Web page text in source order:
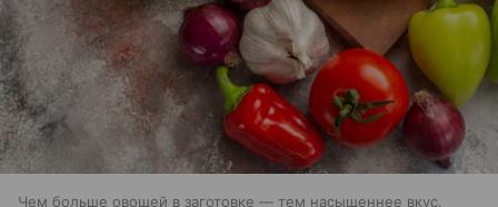
Чем больше овощей в заготовке — тем насыщеннее вкус.